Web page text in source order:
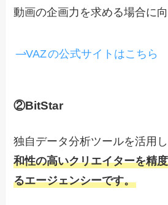
動画の企画力を求める場合に向
VAZの公式サイトはこちら
②BitStar
独自データ分析ツールを活用
和性の高いクリエイターを精
るエージェンシーです。